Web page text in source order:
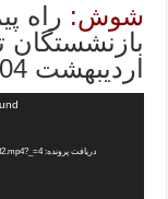
شوش: راه
اردیبهشت 1404 ـ 18 مه 2025
دریافت پرونده: http://chiran-echo.org/wp-content/uploads/2025/05/video_2025-05-18_17-28-32.mp4?_=4